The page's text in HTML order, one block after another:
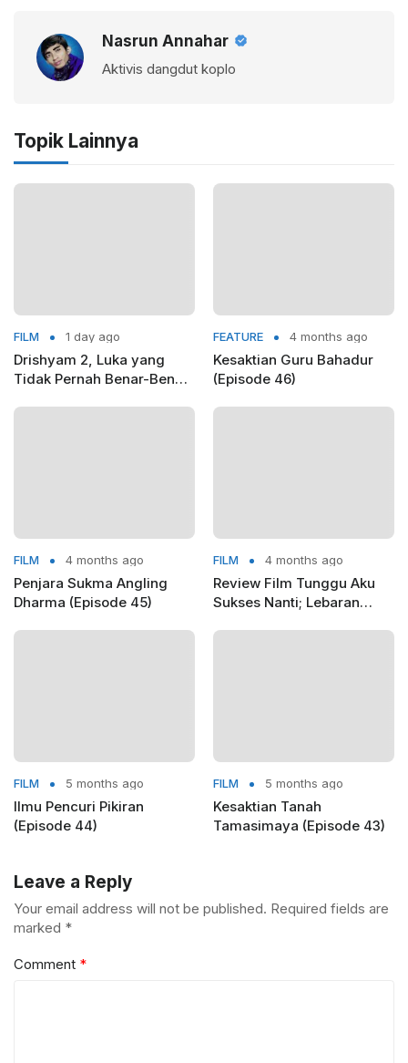
Nasrun Annahar
Aktivis dangdut koplo
Topik Lainnya
FILM 1 day ago
Drishyam 2, Luka yang
Tidak Pernah Benar-Benar
FEATURE 4 months ago
Kesaktian Guru Bahadur
(Episode 46)
FILM 4 months ago
Penjara Sukma Angling
Dharma (Episode 45)
FILM 4 months ago
Review Film Tunggu Aku
Sukses Nanti; Lebaran
FILM 5 months ago
Ilmu Pencuri Pikiran
(Episode 44)
FILM 5 months ago
Kesaktian Tanah
Tamasimaya (Episode 43)
Leave a Reply
Your email address will not be published. Required fields are
marked *
Comment *